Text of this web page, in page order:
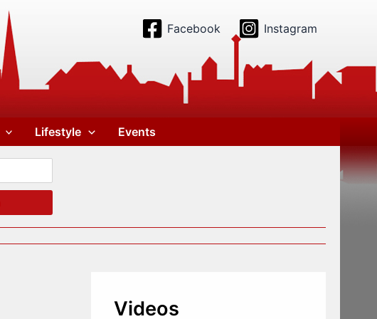
Facebook Instagram
Lifestyle Events
Videos